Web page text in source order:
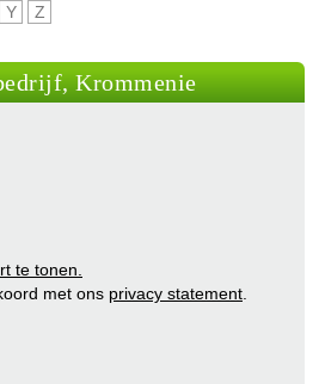
Y Z
Krommenie
te tonen.
met ons privacy statement